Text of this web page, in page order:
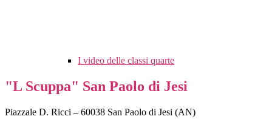
I video delle classi quarte
"L Scuppa" San Paolo di Jesi
Piazzale D. Ricci – 60038 San Paolo di Jesi (AN)